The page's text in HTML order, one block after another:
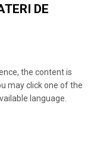
DE
the content is
may click one of the
language.